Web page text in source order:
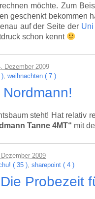
möchte. Zum
geschenkt bekommen
auf der Seite der Uni
schon kennt
Dezember 2009
) weihnachten ( 7 )
steht! Hat relativ
Tanne 4MT“ mit
2009
( 35 ) sharepoint ( 4 )
Probezeit